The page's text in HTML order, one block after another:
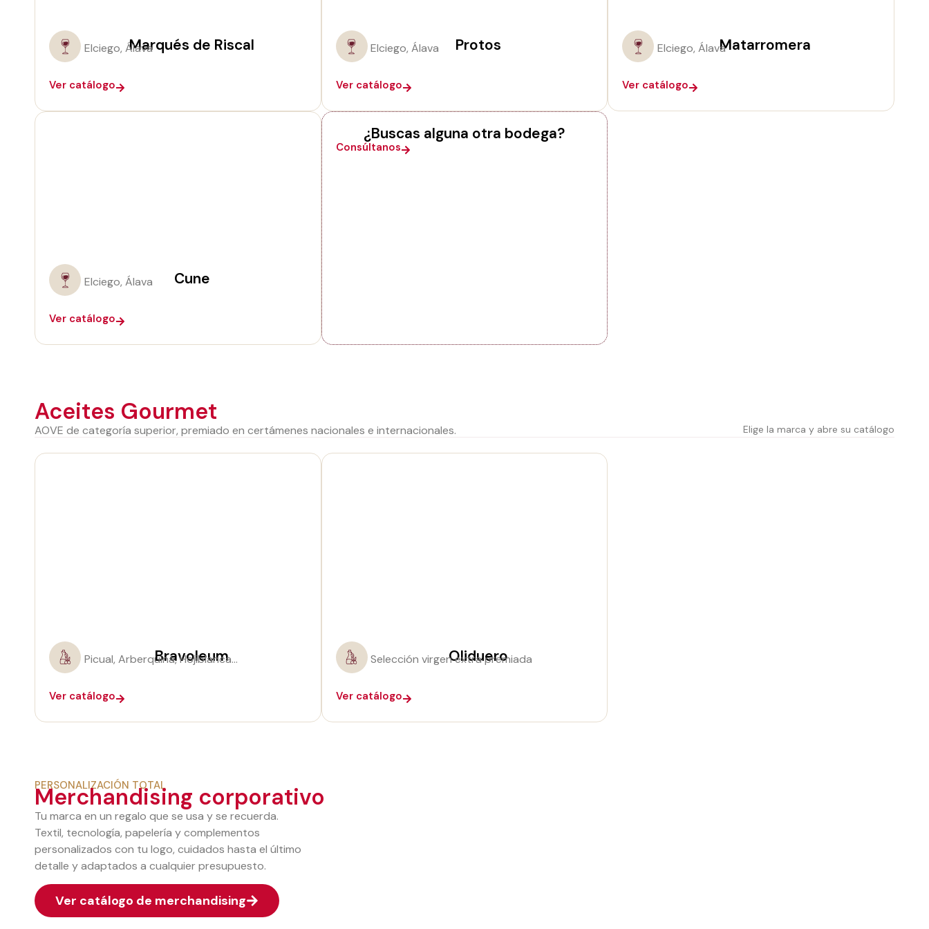
Marqués de Riscal
Elciego, Álava
Ver catálogo
Protos
Elciego, Álava
Ver catálogo
Matarromera
Elciego, Álava
Ver catálogo
Cune
Elciego, Álava
Ver catálogo
¿Buscas alguna otra bodega?
Consúltanos
Aceites Gourmet
AOVE de categoría superior, premiado en certámenes nacionales e internacionales. Elige la marca y abre su catálogo
Bravoleum
Picual, Arberquina, Hojiblanca…
Ver catálogo
Oliduero
Selección virgen extra premiada
Ver catálogo
PERSONALIZACIÓN TOTAL
Merchandising corporativo
Tu marca en un regalo que se usa y se recuerda.
Textil, tecnología, papelería y complementos
personalizados con tu logo, cuidados hasta el último
detalle y adaptados a cualquier presupuesto.
Ver catálogo de merchandising